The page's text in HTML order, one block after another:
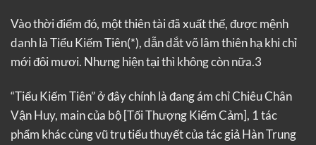
Vào thời điểm đó, một thiên tài đã xuất thế, được mệnh
danh là Tiểu Kiếm Tiên(*), dẫn dắt võ lâm thiên hạ khi chỉ
mới đôi mươi. Nhưng hiện tại thì không còn nữa.3
“Tiểu Kiếm Tiên” ở đây chính là đang ám chỉ Chiêu Chân
Vận Huy, main của bộ [Tối Thượng Kiếm Cảm], 1 tác
phẩm khác cùng vũ trụ tiểu thuyết của tác giả Hàn Trung